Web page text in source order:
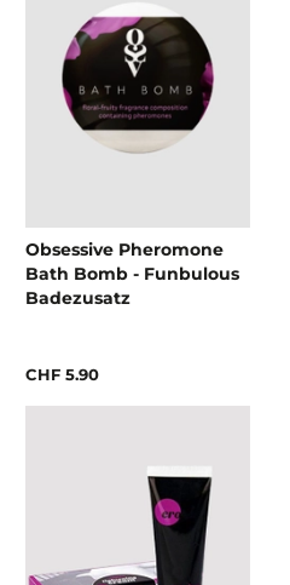
Obsessive Pheromone
Bath Bomb - Funbulous
Badezusatz
CHF 5.90